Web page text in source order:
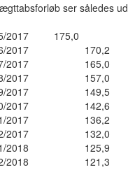
ser således ud
2017 175,0
2017 170,2
2017 165,0
2017 157,0
2017 149,5
2017 142,6
2017 136,2
2017 132,0
2018 125,9
2018 121,3